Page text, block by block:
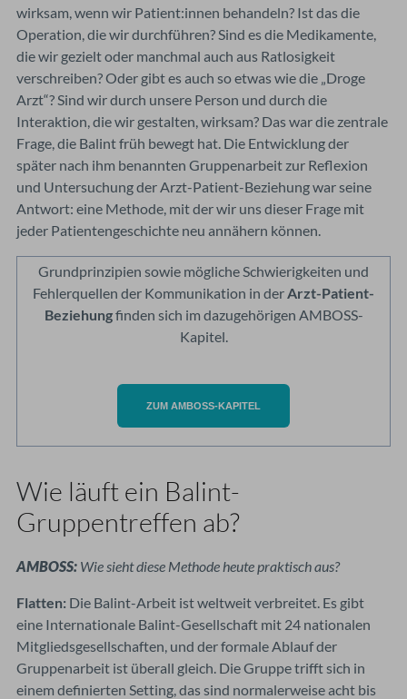
wirksam, wenn wir Patient:innen behandeln? Ist das die
Operation, die wir durchführen? Sind es die Medikamente,
die wir gezielt oder manchmal auch aus Ratlosigkeit
verschreiben? Oder gibt es auch so etwas wie die „Droge
Arzt“? Sind wir durch unsere Person und durch die
Interaktion, die wir gestalten, wirksam? Das war die zentrale
Frage, die Balint früh bewegt hat. Die Entwicklung der
später nach ihm benannten Gruppenarbeit zur Reflexion
und Untersuchung der Arzt-Patient-Beziehung war seine
Antwort: eine Methode, mit der wir uns dieser Frage mit
jeder Patientengeschichte neu annähern können.
Grundprinzipien sowie mögliche Schwierigkeiten und
Fehlerquellen der Kommunikation in der Arzt-Patient-
Beziehungfinden sich im dazugehörigen AMBOSS-
Kapitel.
ZUM AMBOSS-KAPITEL
Wie läuft ein Balint-
Gruppentreffen ab?
AMBOSS: Wie sieht diese Methode heute praktisch aus?
Flatten: Die Balint-Arbeit ist weltweit verbreitet. Es gibt
eine Internationale Balint-Gesellschaft mit 24 nationalen
Mitgliedsgesellschaften, und der formale Ablauf der
Gruppenarbeit ist überall gleich. Die Gruppe trifft sich in
einem definierten Setting, das sind normalerweise acht bis